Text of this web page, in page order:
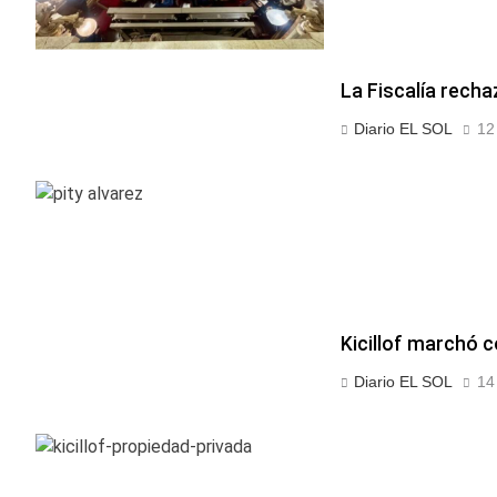
La Fiscalía
Diario EL SOL
Kicillof marchó
Diario EL SOL